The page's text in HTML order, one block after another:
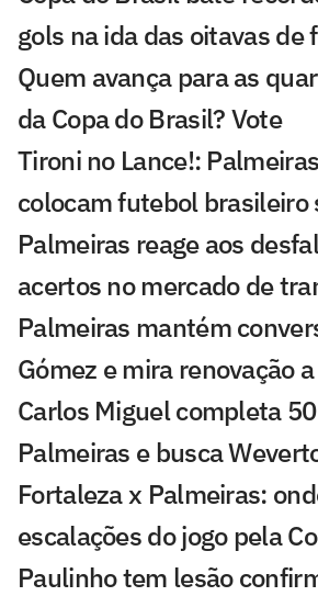
gols na ida das oitavas de
Quem avança para as
da Copa do Brasil? Vote
Tironi no Lance!:
colocam futebol brasileiro
Palmeiras reage aos
acertos no mercado de
Palmeiras mantém
Gómez e mira renovação
Carlos Miguel completa
Palmeiras e busca
Fortaleza x Palmeiras:
escalações do jogo pela
Paulinho tem lesão